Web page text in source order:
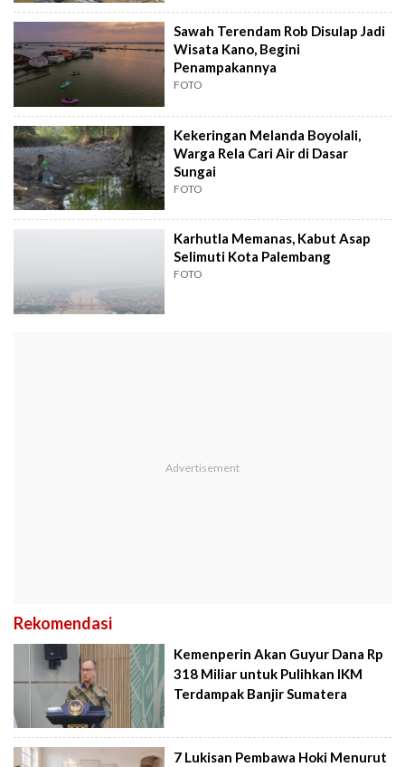
Sawah Terendam Rob Disulap Jadi
Wisata Kano, Begini
Penampakannya
FOTO
Kekeringan Melanda Boyolali,
Warga Rela Cari Air di Dasar
Sungai
FOTO
Karhutla Memanas, Kabut Asap
Selimuti Kota Palembang
FOTO
Rekomendasi
Kemenperin Akan Guyur Dana Rp
318 Miliar untuk Pulihkan IKM
Terdampak Banjir Sumatera
7 Lukisan Pembawa Hoki Menurut